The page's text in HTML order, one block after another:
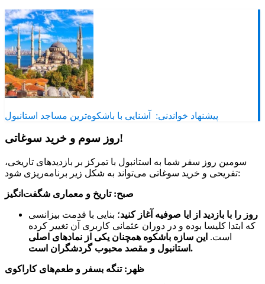
پیشنهاد خواندنی: آشنایی با باشکوه‌ترین مساجد استانبول
روز سوم و خرید سوغاتی!
سومین روز سفر شما به استانبول با تمرکز بر بازدیدهای تاریخی،
تفریحی و خرید سوغاتی می‌تواند به شکل زیر برنامه‌ریزی شود:
صبح: تاریخ و معماری شگفت‌انگیز
روز را با بازدید از ایا صوفیه آغاز کنید؛ بنایی با قدمت بیزانسی
که ابتدا کلیسا بوده و در دوران عثمانی کاربری آن تغییر کرده
است. این سازه باشکوه همچنان یکی از نمادهای اصلی
استانبول و مقصد محبوب گردشگران است.
ظهر: تنگه بسفر و طعم‌های کاراکوی